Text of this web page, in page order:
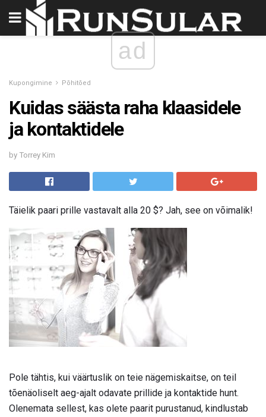
ad
Kupongimine Põhitõed
Kuidas säästa raha klaasidele
ja kontaktidele
by Torrey Kim
Täielik paari prille vastavalt alla 20 $? Jah, see on võimalik!
Pole tähtis, kui väärtuslik on teie nägemiskaitse, on teil
tõenäoliselt aeg-ajalt odavate prillide ja kontaktide hunt.
Olenemata sellest, kas olete paarit purustanud, kindlustab